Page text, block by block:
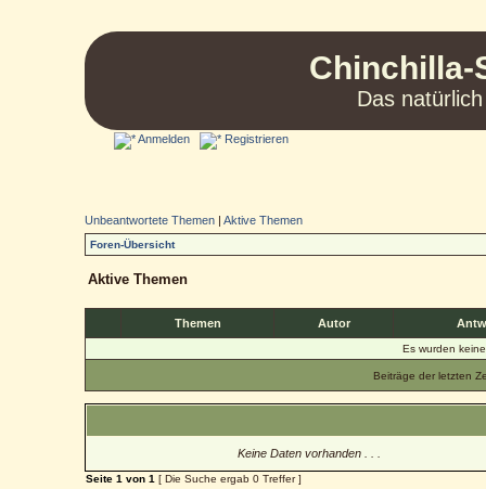
Chinchilla-
Das
Anmelden Registrieren
Unbeantwortete Themen |Aktive Themen
Foren-Übersicht
Aktive Themen
Themen Autor
Es wurden
Beiträge der letzten
Keine Daten vorhanden . . .
Seite1 von1 [ Die Suche ergab 0 Treffer ]